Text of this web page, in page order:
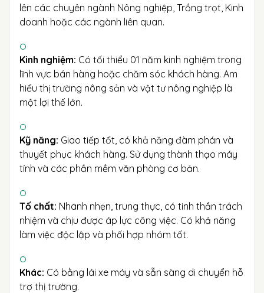
lên các chuyên ngành Nông nghiệp, Trồng trọt, Kinh
doanh hoặc các ngành liên quan.
Kinh nghiệm: Có tối thiểu 01 năm kinh nghiệm trong
lĩnh vực bán hàng hoặc chăm sóc khách hàng. Am
hiểu thị trường nông sản và vật tư nông nghiệp là
một lợi thế lớn.
Kỹ năng: Giao tiếp tốt, có khả năng đàm phán và
thuyết phục khách hàng. Sử dụng thành thạo máy
tính và các phần mềm văn phòng cơ bản.
Tố chất: Nhanh nhẹn, trung thực, có tinh thần trách
nhiệm và chịu được áp lực công việc. Có khả năng
làm việc độc lập và phối hợp nhóm tốt.
Khác: Có bằng lái xe máy và sẵn sàng di chuyển hỗ
trợ thị trường.